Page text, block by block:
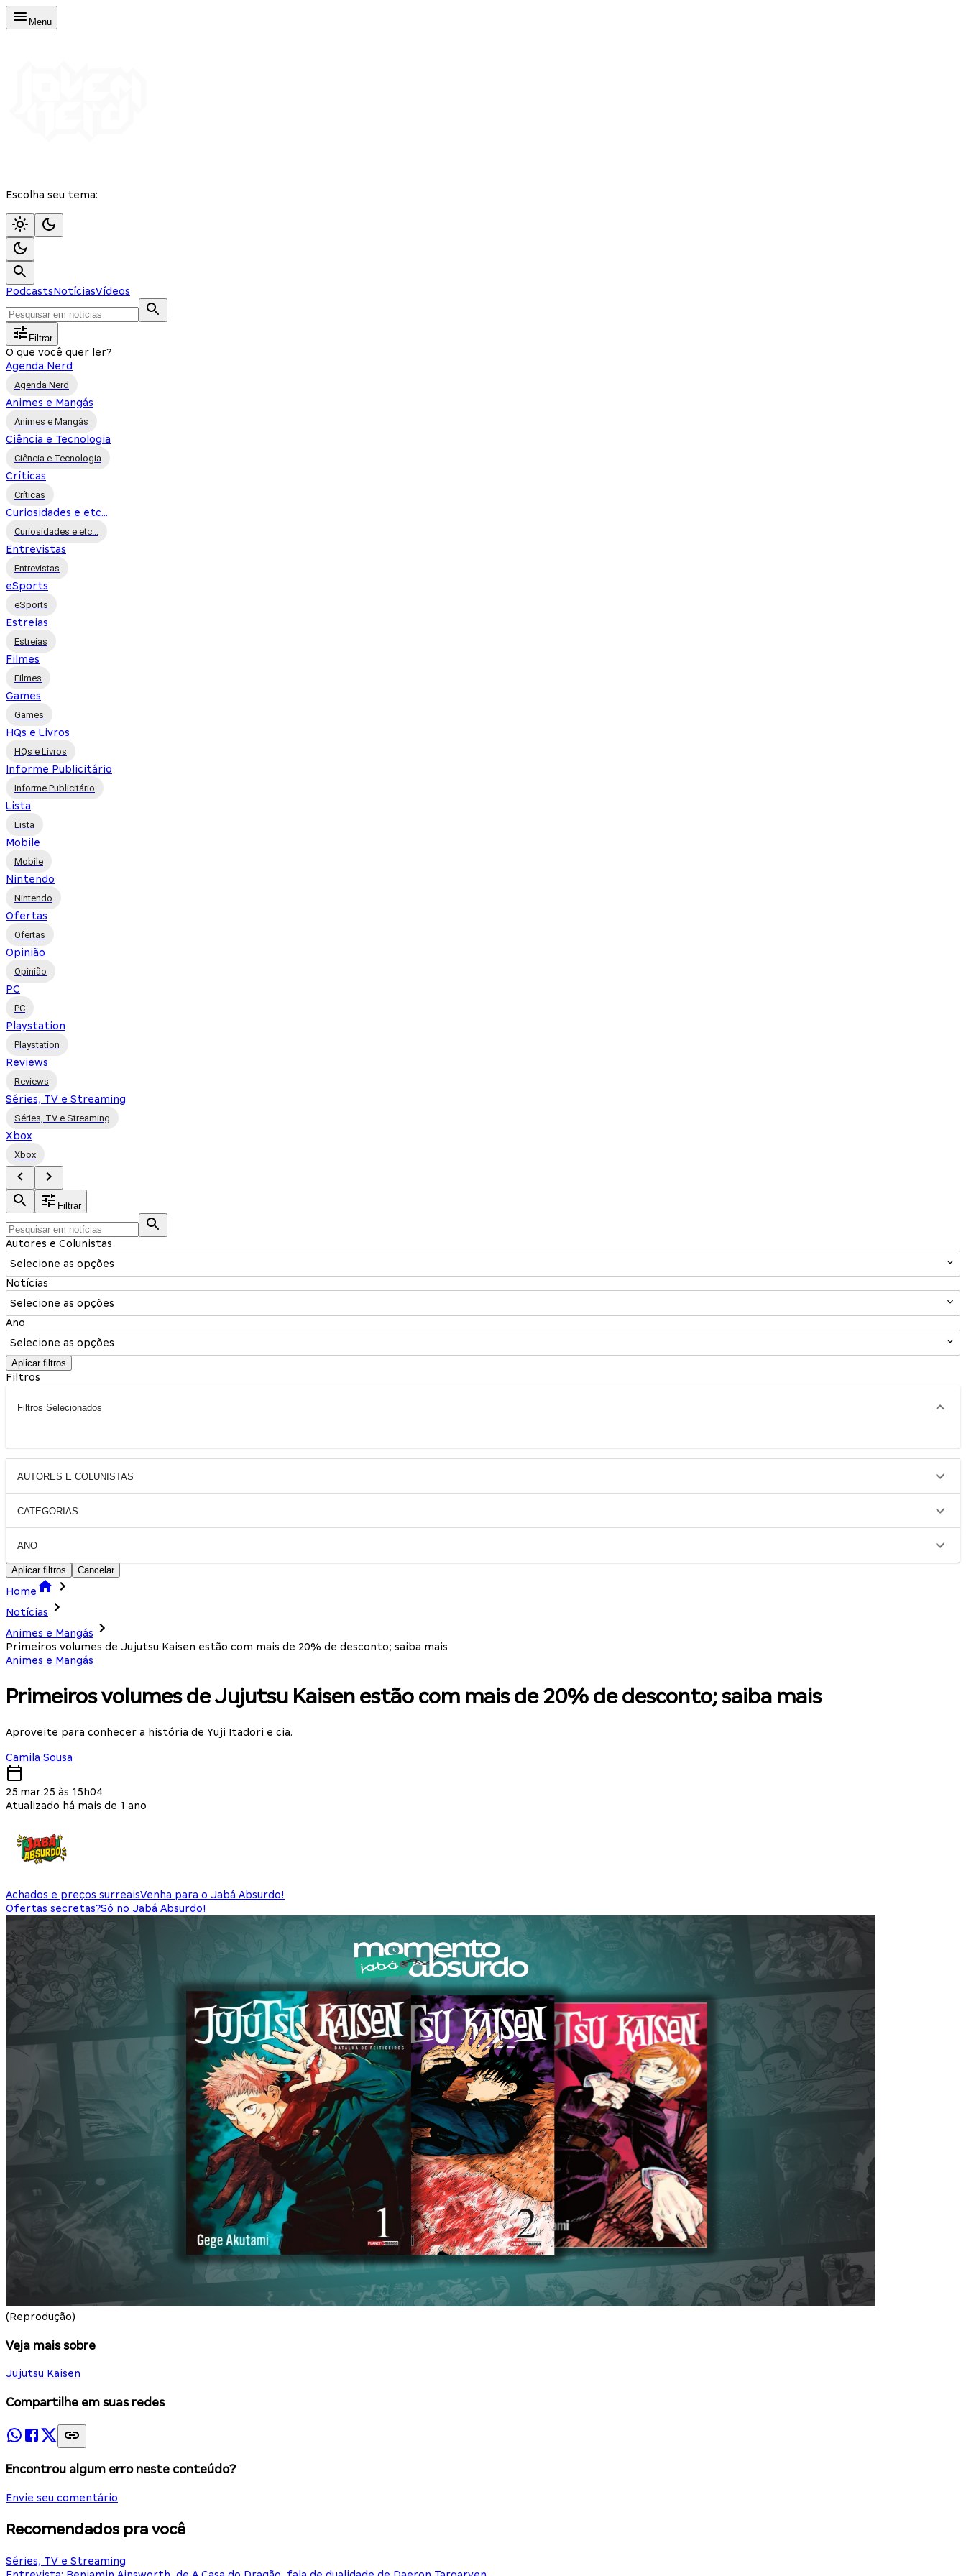
Menu
Escolha seu tema:
PodcastsNotíciasVídeos
Filtrar
O que você quer ler?
Agenda Nerd
Agenda Nerd
Animes e Mangás
Animes e Mangás
Ciência e Tecnologia
Ciência e Tecnologia
Críticas
Críticas
Curiosidades e etc...
Curiosidades e etc...
Entrevistas
Entrevistas
eSports
eSports
Estreias
Estreias
Filmes
Filmes
Games
Games
HQs e Livros
HQs e Livros
Informe Publicitário
Informe Publicitário
Lista
Lista
Mobile
Mobile
Nintendo
Nintendo
Ofertas
Ofertas
Opinião
Opinião
PC
PC
Playstation
Playstation
Reviews
Reviews
Séries, TV e Streaming
Séries, TV e Streaming
Xbox
Xbox
Filtrar
Autores e Colunistas
Selecione as opções
Notícias
Selecione as opções
Ano
Selecione as opções
Aplicar filtros
Filtros
Filtros Selecionados
AUTORES E COLUNISTAS
CATEGORIAS
ANO
Aplicar filtros Cancelar
Home
Notícias
Animes e Mangás
Primeiros volumes de Jujutsu Kaisen estão com mais de 20% de desconto; saiba mais
Animes e Mangás
Primeiros volumes de Jujutsu Kaisen estão com mais de 20% de desconto; saiba mais
Aproveite para conhecer a história de Yuji Itadori e cia.
Camila Sousa
25.mar.25 às 15h04
Atualizado há mais de 1 ano
Achados e preços surreaisVenha para o Jabá Absurdo!
Ofertas secretas?Só no Jabá Absurdo!
(Reprodução)
Veja mais sobre
Jujutsu Kaisen
Compartilhe em suas redes
Encontrou algum erro neste conteúdo?
Envie seu comentário
Recomendados pra você
Séries, TV e Streaming